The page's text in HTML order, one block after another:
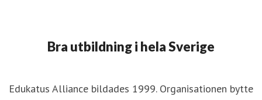
Bra utbildning i hela Sverige
Edukatus Alliance bildades 1999. Organisationen bytte